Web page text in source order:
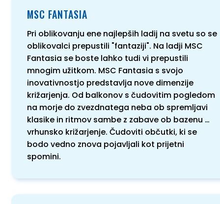
MSC FANTASIA
Pri oblikovanju ene najlepših ladij na svetu so se
oblikovalci prepustili "fantaziji". Na ladji MSC
Fantasia se boste lahko tudi vi prepustili
mnogim užitkom. MSC Fantasia s svojo
inovativnostjo predstavlja nove dimenzije
križarjenja. Od balkonov s čudovitim pogledom
na morje do zvezdnatega neba ob spremljavi
klasike in ritmov sambe z zabave ob bazenu …
vrhunsko križarjenje. Čudoviti občutki, ki se
bodo vedno znova pojavljali kot prijetni
spomini.